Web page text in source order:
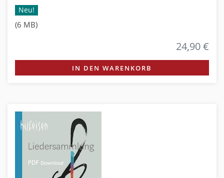
Neu!
(6 MB)
24,90 €
IN DEN WARENKORB